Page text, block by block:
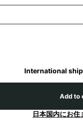
International
Add to
日本国内にお住